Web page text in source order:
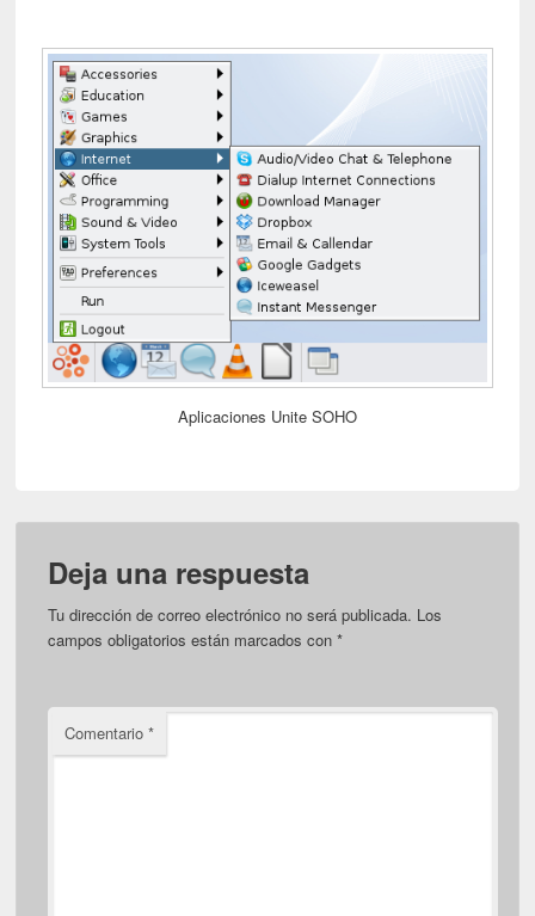
Aplicaciones Unite SOHO
Deja una respuesta
Tu dirección de correo electrónico no será publicada. Los
campos obligatorios están marcados con*
Comentario*